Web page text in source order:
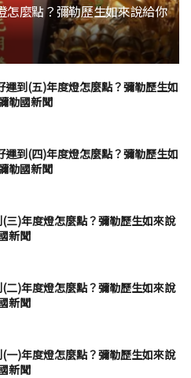
麼點？彌勒歷生如來說給你
運到(五)年度燈怎麼點？彌勒歷生如
勒國新聞
運到(四)年度燈怎麼點？彌勒歷生如
勒國新聞
三)年度燈怎麼點？彌勒歷生如來說
新聞
二)年度燈怎麼點？彌勒歷生如來說
新聞
一)年度燈怎麼點？彌勒歷生如來說
新聞